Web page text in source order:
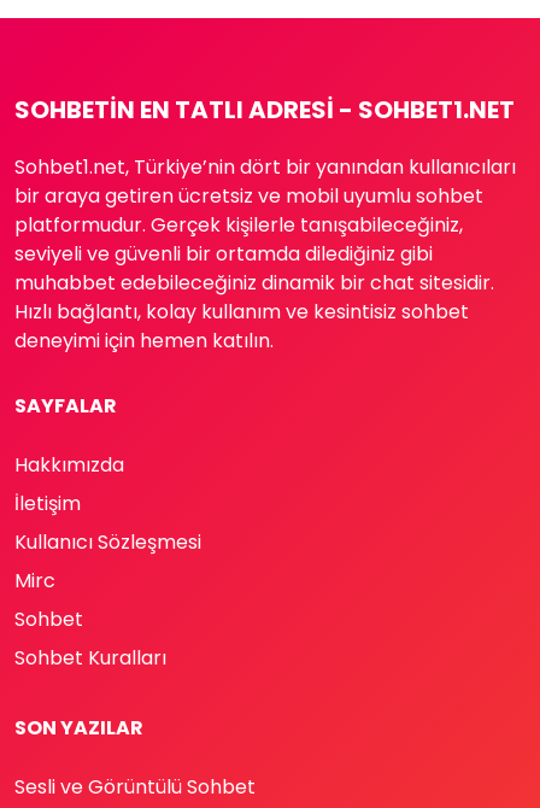
SOHBETIN EN TATLI ADRESI - SOHBET1.NET
Sohbet1.net, Türkiye’nin dört bir yanından kullanıcıları
bir araya getiren ücretsiz ve mobil uyumlu sohbet
platformudur. Gerçek kişilerle tanışabileceğiniz,
seviyeli ve güvenli bir ortamda dilediğiniz gibi
muhabbet edebileceğiniz dinamik bir chat sitesidir.
Hızlı bağlantı, kolay kullanım ve kesintisiz sohbet
deneyimi için hemen katılın.
SAYFALAR
Hakkımızda
İletişim
Kullanıcı Sözleşmesi
Mirc
Sohbet
Sohbet Kuralları
SON YAZILAR
Sesli ve Görüntülü Sohbet